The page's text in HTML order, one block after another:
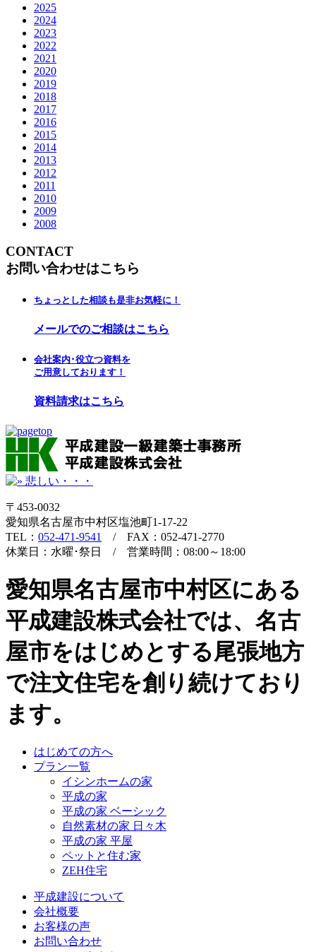
2025
2024
2023
2022
2021
2020
2019
2018
2017
2016
2015
2014
2013
2012
2011
2010
2009
2008
CONTACT
お問い合わせはこちら
ちょっとした相談も是非お気軽に！
メールでのご相談はこちら
会社案内･役立つ資料を
ご用意しております！
資料請求はこちら
〒453-0032
愛知県名古屋市中村区塩池町1-17-22
TEL： 052-471-9541
/ FAX：052-471-2770
休業日：水曜･祭日 / 営業時間：08:00～18:00
愛知県名古屋市中村区にある
平成建設株式会社では、名古
屋市をはじめとする尾張地方
で注文住宅を創り続けており
ます。
はじめての方へ
プラン一覧
イシンホームの家
平成の家
平成の家 ベーシック
自然素材の家 日々木
平成の家 平屋
ペットと住む家
ZEH住宅
平成建設について
会社概要
お客様の声
お問い合わせ